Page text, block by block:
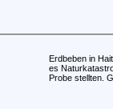
Erdbeben in
es
Probe stellten.